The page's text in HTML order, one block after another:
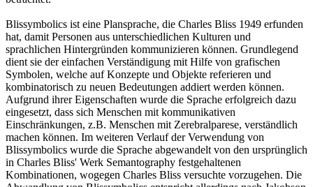
Blissymbolics ist eine Plansprache, die Charles Bliss 1949 erfunden
hat, damit Personen aus unterschiedlichen Kulturen und
sprachlichen Hintergründen kommunizieren können. Grundlegend
dient sie der einfachen Verständigung mit Hilfe von grafischen
Symbolen, welche auf Konzepte und Objekte referieren und
kombinatorisch zu neuen Bedeutungen addiert werden können.
Aufgrund ihrer Eigenschaften wurde die Sprache erfolgreich dazu
eingesetzt, dass sich Menschen mit kommunikativen
Einschränkungen, z.B. Menschen mit Zerebralparese, verständlich
machen können. Im weiteren Verlauf der Verwendung von
Blissymbolics wurde die Sprache abgewandelt von den ursprünglich
in Charles Bliss' Werk Semantography festgehaltenen
Kombinationen, wogegen Charles Bliss versuchte vorzugehen. Die